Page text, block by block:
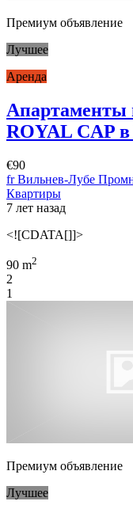
Премиум объявление
Лучшее
Аренда
Апартаменты
ROYAL CAP
€90
fr Вильнев-Лубе
Квартиры
7 лет назад
<![CDATA[]]>
90 m2
2
1
Премиум объявление
Лучшее